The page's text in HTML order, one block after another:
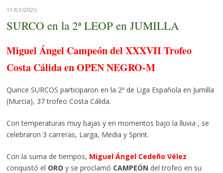
11/03/2025
SURCO en la 2ª LEOP en JUMILLA
Miguel Ángel Campeón del XXXVII Trofeo
Costa Cálida en OPEN NEGRO-M
Quince SURCOS participaron en la 2ª de Liga Española en Jumilla
(Murcia), 37 trofeo Costa Cálida.
Con temperaturas muy bajas y en momentos bajo la lluvia , se
celebraron 3 carreras, Larga, Media y Sprint.
Con la suma de tiempos, Miguel Ángel Cedeño Vélez
conquistó el ORO y se proclamó CAMPEÓN del trofeo en su